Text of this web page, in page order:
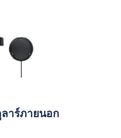
ลาร์ภายนอก